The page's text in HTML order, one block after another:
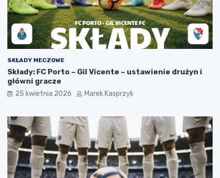
SKŁADY MECZOWE
Składy: FC Porto – Gil Vicente – ustawienie drużyn i
główni gracze
25 kwietnia 2026 Marek Kasprzyk